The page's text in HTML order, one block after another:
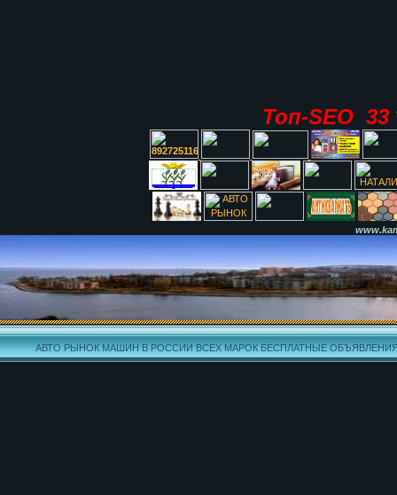
Топ-SEO 33
АВТО РЫНОК МАШИН В РОССИИ ВСЕХ МАРОК БЕСПЛАТНЫЕ